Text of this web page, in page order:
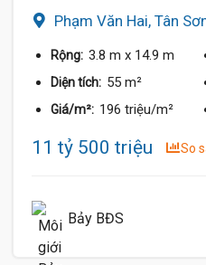
Phạm Văn Hai, Tân
Rộng: 3.8 m x 14.9 m
Diện tích: 55 m²
Giá/m²: 196 triệu/m²
11 tỷ 500 triệu So
Bảy BĐS